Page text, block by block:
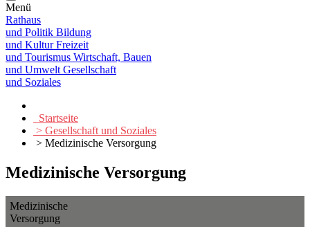
Menü
Rathaus
und Politik Bildung
und KulturFreizeit
und Tourismus Wirtschaft, Bauen
und Umwelt Gesellschaft
und Soziales
Startseite
> Gesellschaft und Soziales
> Medizinische Versorgung
Medizinische Versorgung
Medizinische
Versorgung